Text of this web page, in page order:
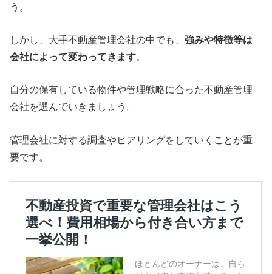
う。
しかし、大手不動産管理会社の中でも、強みや特徴等は
会社によって変わってきます。
自分の保有している物件や管理戦略に合った不動産管理
会社を選んでいきましょう。
管理会社に対する調査やヒアリングをしていくことが重
要です。